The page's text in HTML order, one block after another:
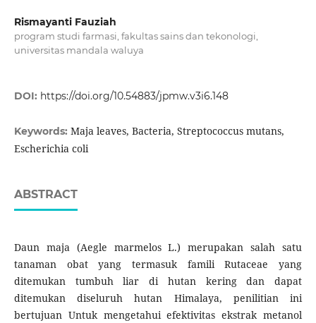
Rismayanti Fauziah
program studi farmasi, fakultas sains dan tekonologi,
universitas mandala waluya
DOI: https://doi.org/10.54883/jpmw.v3i6.148
Keywords: Maja leaves, Bacteria, Streptococcus mutans,
Escherichia coli
ABSTRACT
Daun maja (Aegle marmelos L.) merupakan salah satu
tanaman obat yang termasuk famili Rutaceae yang
ditemukan tumbuh liar di hutan kering dan dapat
ditemukan diseluruh hutan Himalaya, penilitian ini
bertujuan Untuk mengetahui efektivitas ekstrak metanol